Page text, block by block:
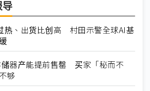
导
热、出货比创高 村田示警全球AI基
器产能提前售罄 买家「秘而不
够